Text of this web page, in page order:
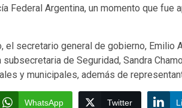
Federal Argentina, un momento que
el secretario general de gobierno, Emilio
subsecretaria de Seguridad, Sandra
y municipales, además de
WhatsApp Twitter